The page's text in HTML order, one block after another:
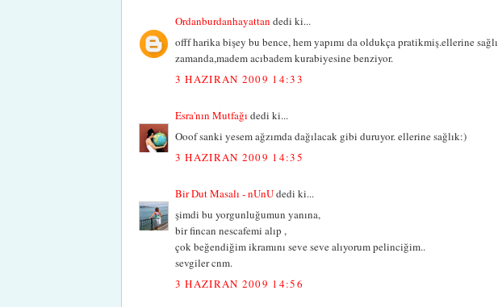
Ordanburdanhayattan dedi ki...
offf harika bişey bu bence, hem yapımı da oldukça pratikmiş.ellerine
zamanda,madem acıbadem kurabiyesine benziyor.
3 HAZIRAN 2009 14:33
Esra'nın Mutfağı dedi ki...
Ooof sanki yesem ağzımda dağılacak gibi duruyor. ellerine sağlık:)
3 HAZIRAN 2009 14:35
Bir Dut Masalı - nUnUdedi ki...
şimdi bu yorgunluğumun yanına,
bir fincan nescafemi alıp ,
çok beğendiğim ikramını seve seve alıyorum pelinciğim..
sevgiler cnm.
3 HAZIRAN 2009 14:56